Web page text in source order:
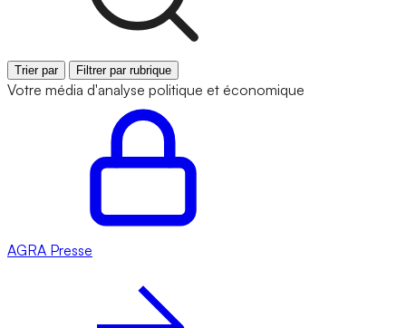
Trier par Filtrer par rubrique
Votre média d'analyse politique et économique
AGRA Presse